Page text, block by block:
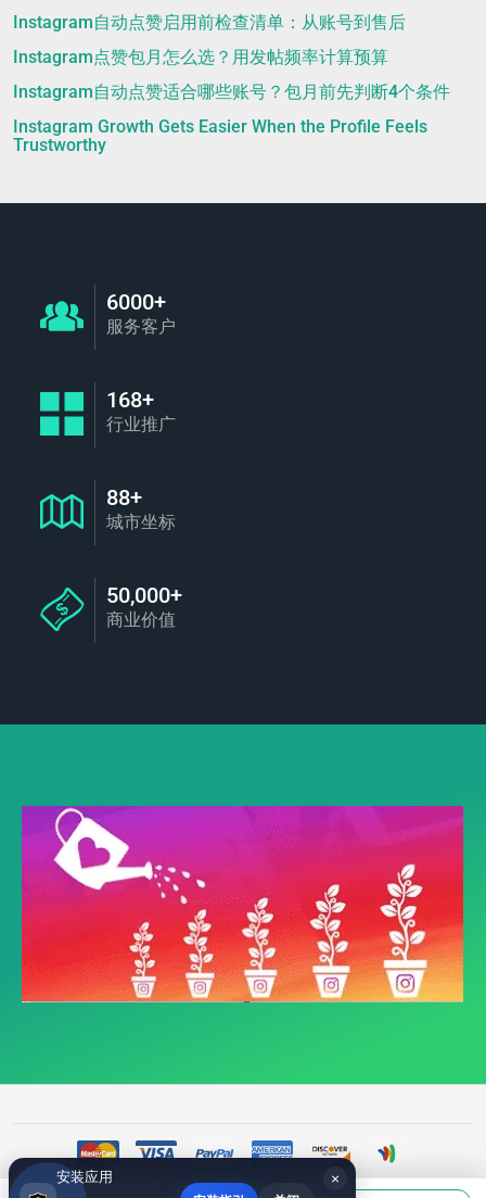
Instagram自动点赞启用前检查清单：从账号到售后
Instagram点赞包月怎么选？用发帖频率计算预算
Instagram自动点赞适合哪些账号？包月前先判断4个条件
Instagram Growth Gets Easier When the Profile Feels
Trustworthy
6000+
服务客户
168+
行业推广
88+
城市坐标
50,000+
商业价值
×
安装应用